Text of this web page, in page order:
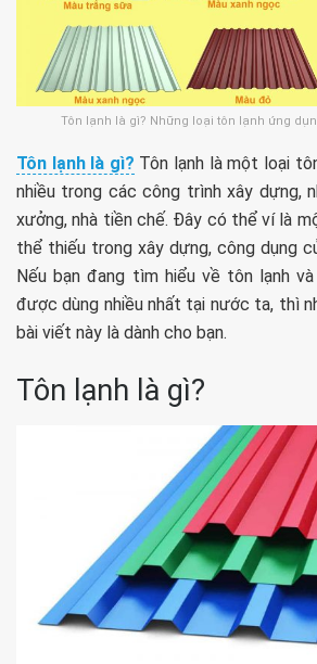
Tôn lạnh là gì? Những loại tôn lạnh ứng
Tôn lạnh là gì? Tôn lạnh là một loại
nhiều trong các công trình xây dựng,
xưởng, nhà tiền chế. Đây có thể ví là
thể thiếu trong ​​xây dựng, công dụng
Nếu bạn đang tìm hiểu về tôn lạnh
được dùng nhiều nhất tại nước ta, thì
bài viết này là dành cho bạn.
Tôn lạnh là gì?